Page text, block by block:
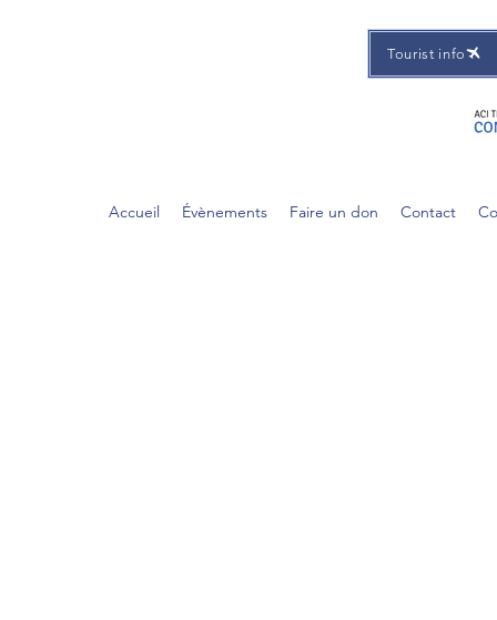
Tourist info
Accueil Évènements Faire un don Contact